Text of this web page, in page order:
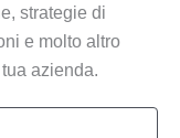
strategie di
e molto altro
azienda.